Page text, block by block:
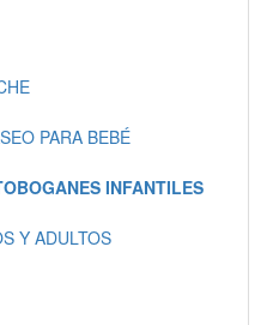
PARA BEBÉ
INFANTILES
Y ADULTOS